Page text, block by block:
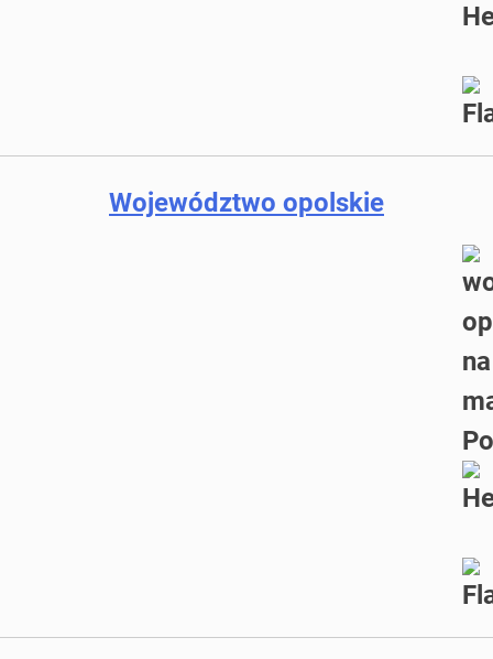
Województwo opolskie